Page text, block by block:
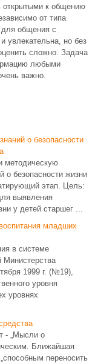
открытыми к общению
от типа
для общения с
увлекательна, но без
сложно. Задача
любыми
важно.
о безопасности
методическую
о безопасности жизни
этап. Цель:
выявления
у детей старшег ...
младших
в системе
Министерства
1999 г. (№19),
уровня
уровнях
- „Мысли о
Ближайшая
переносить